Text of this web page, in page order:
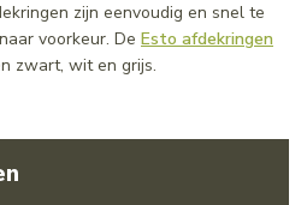
zijn eenvoudig en snel te
voorkeur. De Esto afdekringen
zwart, wit en grijs.